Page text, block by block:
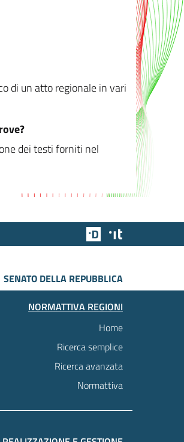
di un atto regionale in vari
dei testi forniti nel
Team Digitale
SENATO DELLA REPUBBLICA
NORMATTIVA REGIONI
Home
Ricerca semplice
Ricerca avanzata
Normattiva